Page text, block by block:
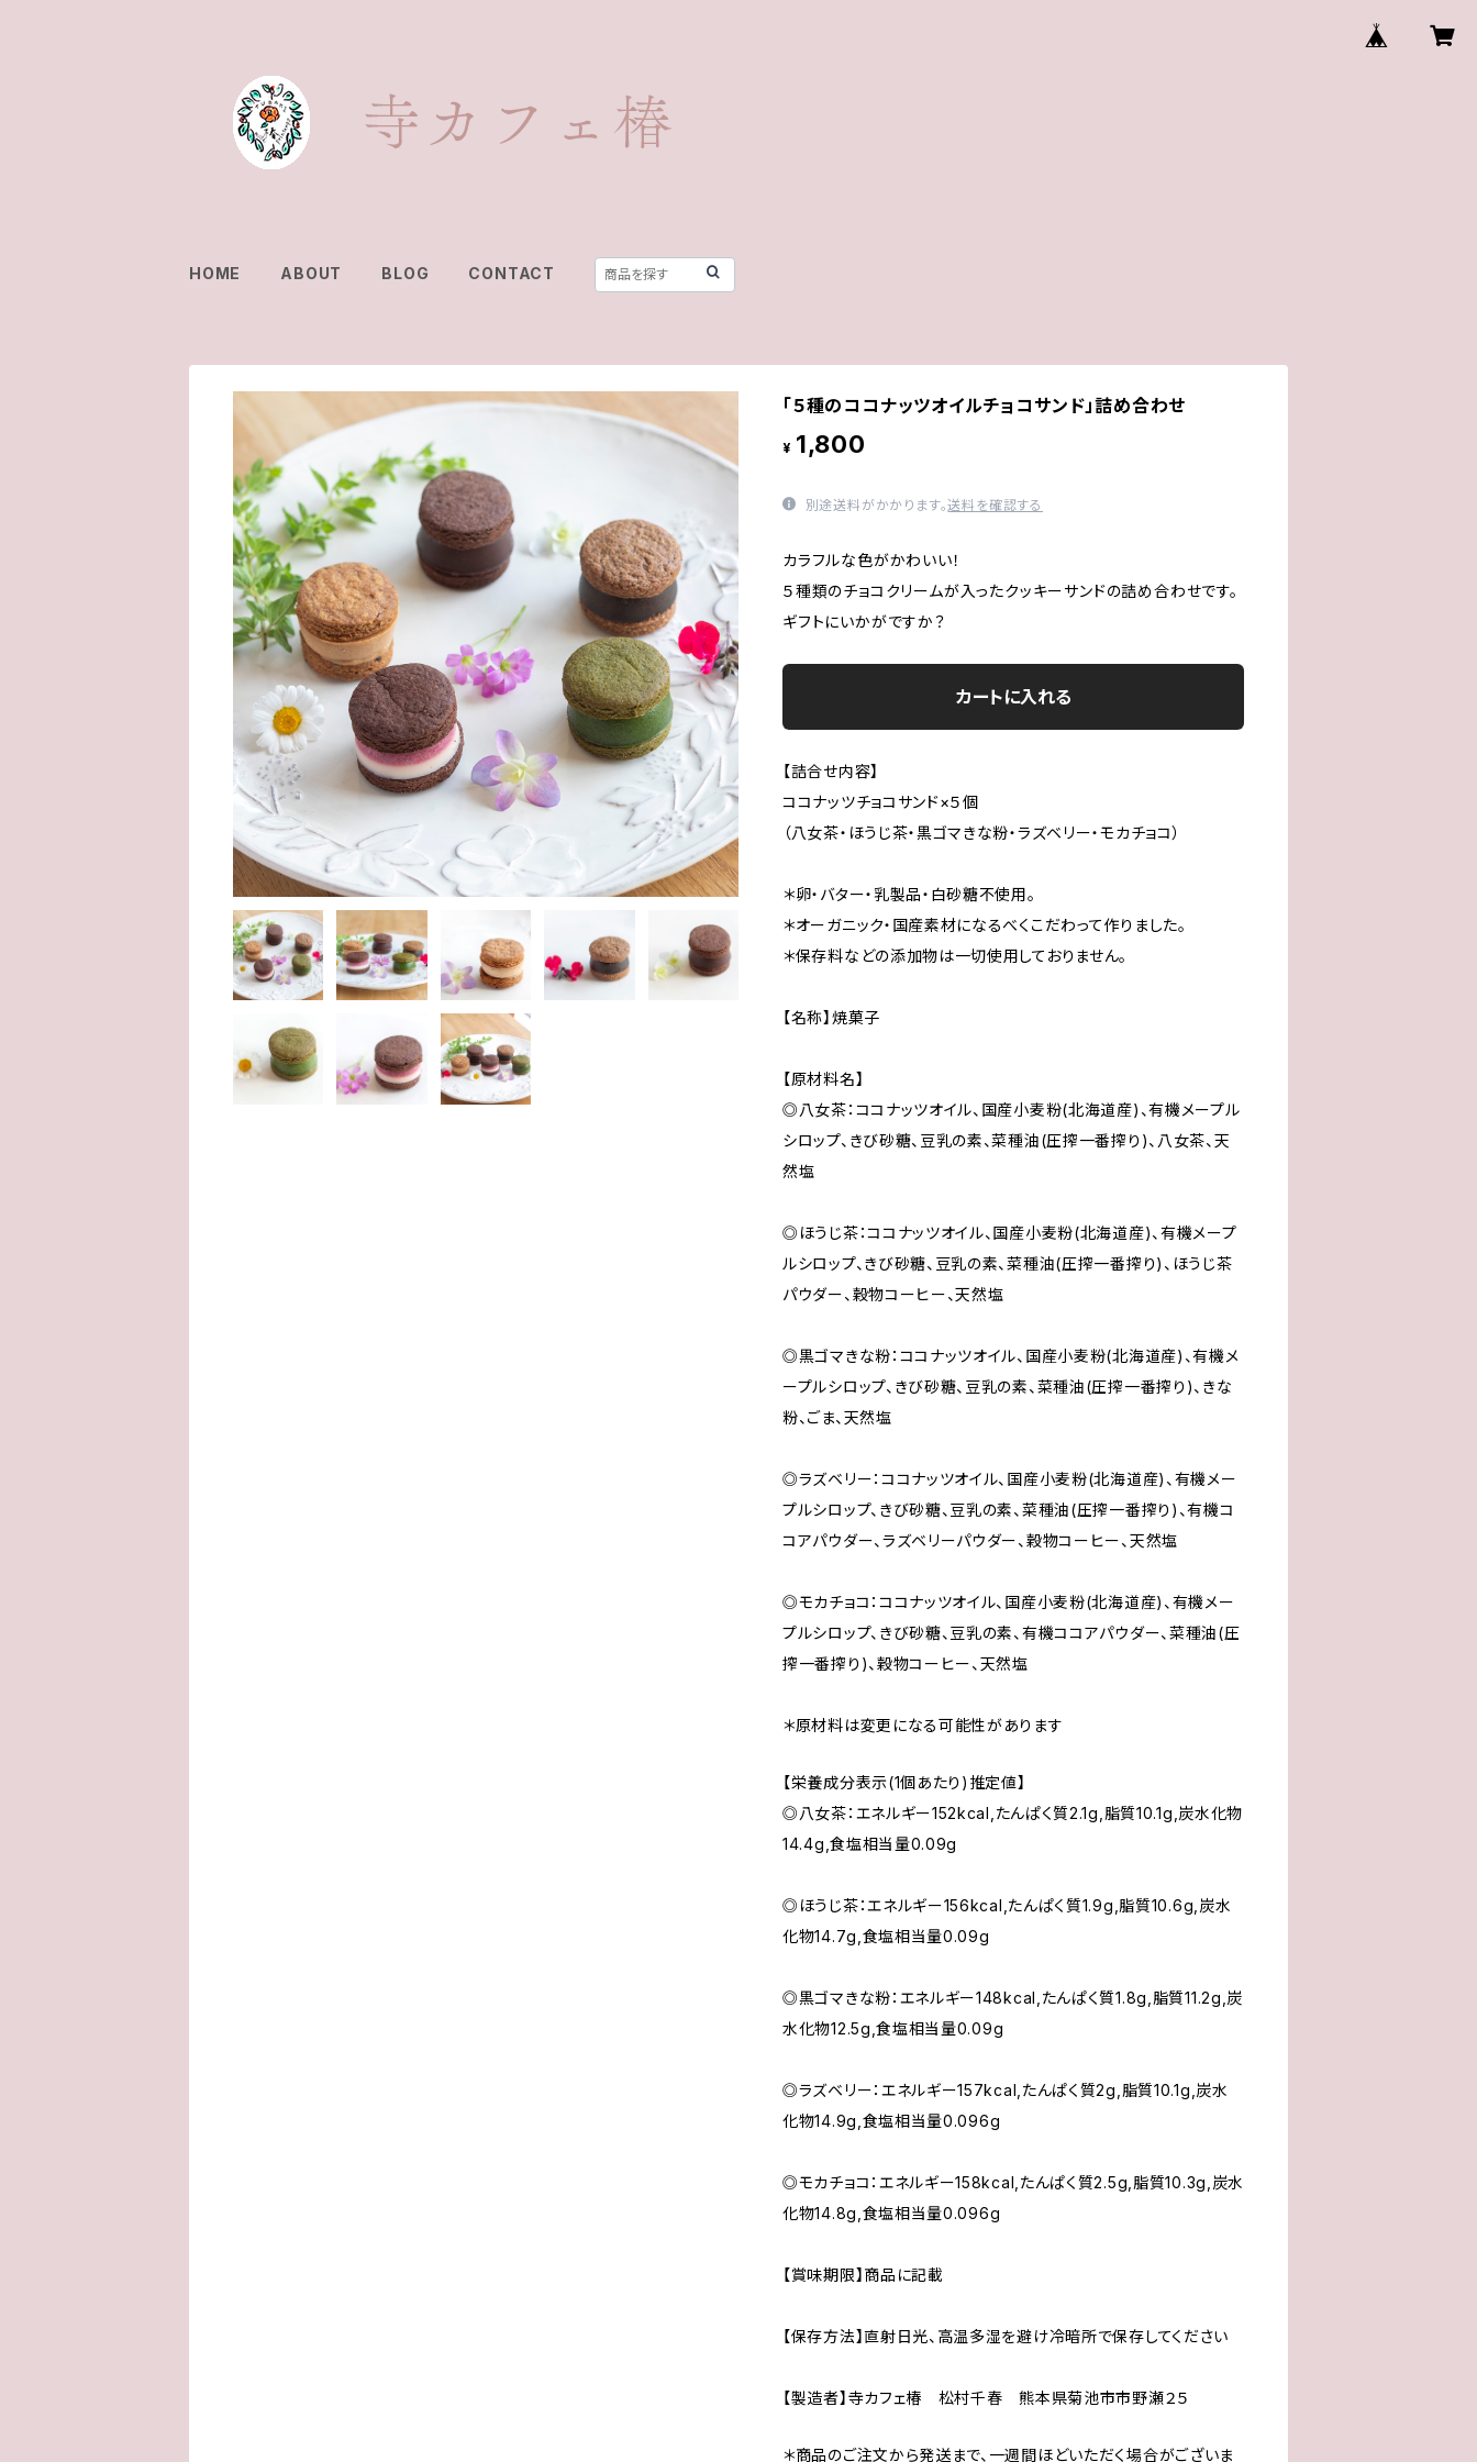
HOME ABOUT BLOG CONTACT
「５種のココナッツオイルチョコサンド」詰め合わせ
¥ 1,800
別途送料がかかります。送料を確認する
カラフルな色がかわいい！
５種類のチョコクリームが入ったクッキーサンドの詰め合わせです。
ギフトにいかがですか？
カートに入れる
【詰合せ内容】
ココナッツチョコサンド×５個
（八女茶・ほうじ茶・黒ゴマきな粉・ラズベリー・モカチョコ）
＊卵・バター・乳製品・白砂糖不使用。
＊オーガニック・国産素材になるべくこだわって作りました。
＊保存料などの添加物は一切使用しておりません。
【名称】焼菓子
【原材料名】
◎八女茶：ココナッツオイル、国産小麦粉(北海道産)、有機メープル
シロップ、きび砂糖、豆乳の素、菜種油(圧搾一番搾り)、八女茶、天
然塩
◎ほうじ茶：ココナッツオイル、国産小麦粉(北海道産)、有機メープ
ルシロップ、きび砂糖、豆乳の素、菜種油(圧搾一番搾り)、ほうじ茶
パウダー、穀物コーヒー、天然塩
◎黒ゴマきな粉：ココナッツオイル、国産小麦粉(北海道産)、有機メ
ープルシロップ、きび砂糖、豆乳の素、菜種油(圧搾一番搾り)、きな
粉、ごま、天然塩
◎ラズベリー：ココナッツオイル、国産小麦粉(北海道産)、有機メー
プルシロップ、きび砂糖、豆乳の素、菜種油(圧搾一番搾り)、有機コ
コアパウダー、ラズベリーパウダー、穀物コーヒー、天然塩
◎モカチョコ：ココナッツオイル、国産小麦粉(北海道産)、有機メー
プルシロップ、きび砂糖、豆乳の素、有機ココアパウダー、菜種油(圧
搾一番搾り)、穀物コーヒー、天然塩
＊原材料は変更になる可能性があります
【栄養成分表示(1個あたり)推定値】
◎八女茶：エネルギー152kcal,たんぱく質2.1g,脂質10.1g,炭水化物
14.4g,食塩相当量0.09g
◎ほうじ茶：エネルギー156kcal,たんぱく質1.9g,脂質10.6g,炭水
化物14.7g,食塩相当量0.09g
◎黒ゴマきな粉：エネルギー148kcal,たんぱく質1.8g,脂質11.2g,炭
水化物12.5g,食塩相当量0.09g
◎ラズベリー：エネルギー157kcal,たんぱく質2g,脂質10.1g,炭水
化物14.9g,食塩相当量0.096g
◎モカチョコ：エネルギー158kcal,たんぱく質2.5g,脂質10.3g,炭水
化物14.8g,食塩相当量0.096g
【賞味期限】商品に記載
【保存方法】直射日光、高温多湿を避け冷暗所で保存してください
【製造者】寺カフェ椿 松村千春 熊本県菊池市市野瀬２５
＊商品のご注文から発送まで、一週間ほどいただく場合がございま